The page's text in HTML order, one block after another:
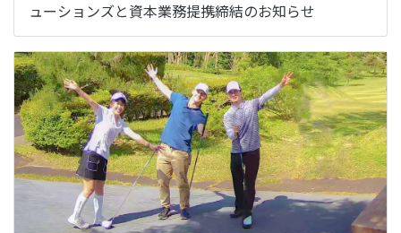
ューションズと資本業務提携締結のお知らせ